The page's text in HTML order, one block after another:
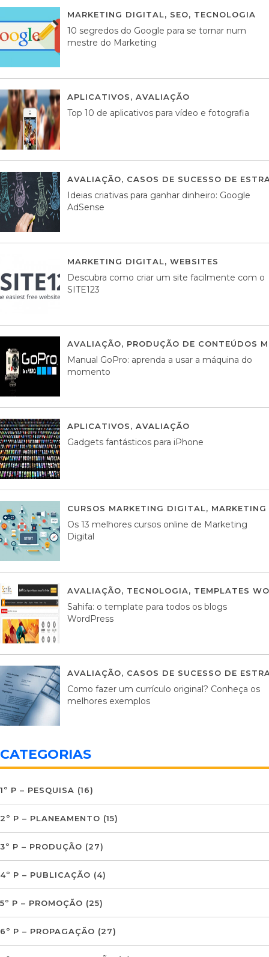
MARKETING DIGITAL, SEO, TECNOLOGIA
10 segredos do Google para se tornar num
mestre do Marketing
APLICATIVOS, AVALIAÇÃO
Top 10 de aplicativos para vídeo e fotografia
AVALIAÇÃO, CASOS DE SUCESSO DE
Ideias criativas para ganhar dinheiro: Google
AdSense
MARKETING DIGITAL, WEBSITES
Descubra como criar um site facilmente com o
SITE123
AVALIAÇÃO, PRODUÇÃO DE CONTEÚDOS
Manual GoPro: aprenda a usar a máquina do
momento
APLICATIVOS, AVALIAÇÃO
Gadgets fantásticos para iPhone
CURSOS MARKETING DIGITAL,
Os 13 melhores cursos online de Marketing
Digital
AVALIAÇÃO, TECNOLOGIA, TEMPLATES
Sahifa: o template para todos os blogs
WordPress
AVALIAÇÃO, CASOS DE SUCESSO DE
Como fazer um currículo original? Conheça os
melhores exemplos
CATEGORIAS
1º P – PESQUISA (16)
2º P – PLANEAMENTO (15)
3º P – PRODUÇÃO (27)
4º P – PUBLICAÇÃO (4)
5º P – PROMOÇÃO (25)
6º P – PROPAGAÇÃO (27)